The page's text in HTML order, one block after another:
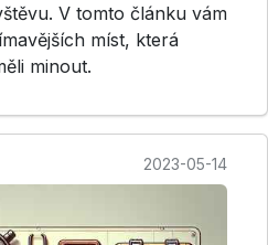
V tomto článku vám
míst, která
minout.
2023-05-14